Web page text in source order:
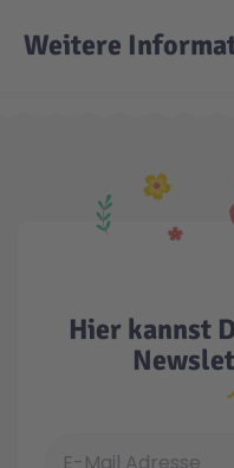
Weitere
Hier kannst